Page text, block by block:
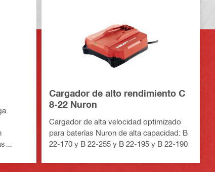
Cargador de alto rendimiento C
8-22 Nuron
Cargador de alta velocidad optimizado
para baterías Nuron de alta capacidad: B
22-170 y B 22-255 y B 22-195 y B 22-190